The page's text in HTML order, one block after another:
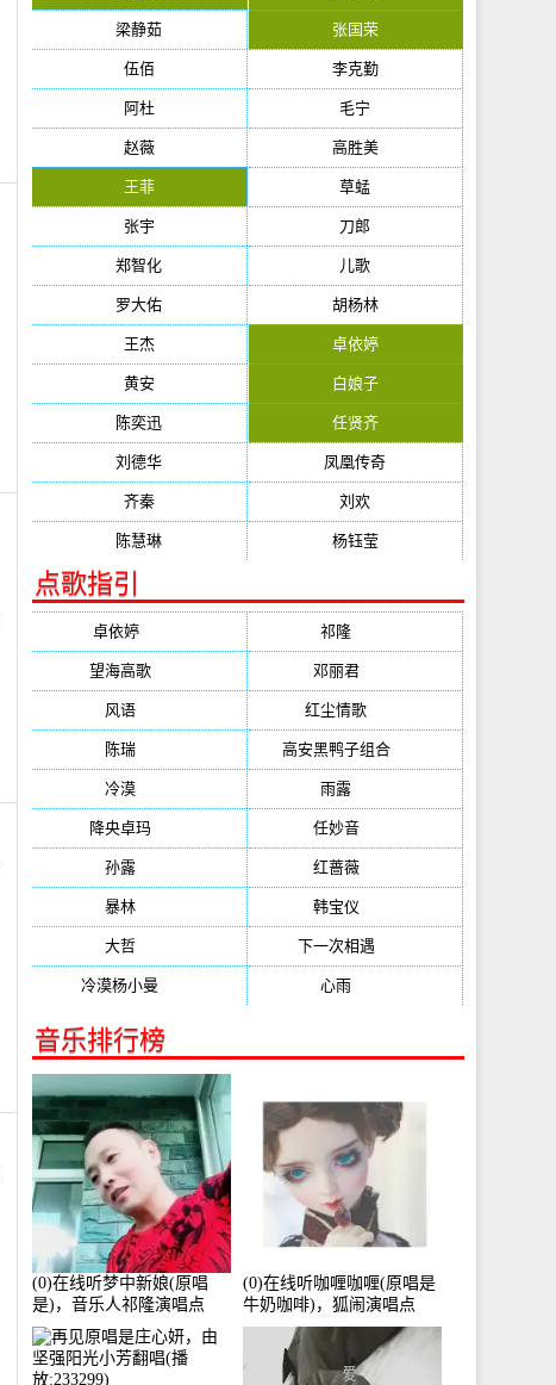
梁静茹 张国荣
伍佰 李克勤
阿杜 毛宁
赵薇 高胜美
王菲 草蜢
张宇 刀郎
郑智化 儿歌
罗大佑 胡杨林
王杰 卓依婷
黄安 白娘子
陈奕迅 任贤齐
刘德华 凤凰传奇
齐秦 刘欢
陈慧琳 杨钰莹
点歌指引
卓依婷(1378) 祁隆
望海高歌(601) 邓丽君(555)
风语(543) 红尘情歌
陈瑞(459) 高安黑鸭子组合(388)
冷漠(355) 雨露
降央卓玛(347) 任妙音(321)
孙露(321) 红蔷薇(311)
暴林(304) 韩宝仪
大哲(247) 下一次相遇
冷漠杨小曼 心雨
音乐排行榜
(0)在线听梦中新娘(原唱
是)，音乐人祁隆演唱点
播:2713192次
(0)在线听咖喱咖喱(原唱是
牛奶咖啡)，狐闹演唱点
播:287579次